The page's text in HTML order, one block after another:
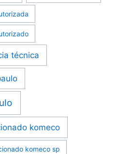
técnica
komeco
komeco sp